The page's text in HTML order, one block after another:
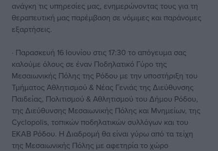
ανάγκη τις υπηρεσίες μας, ενημερώνοντας τους για τη
θεραπευτική μας παρέμβαση σε νόμιμες και παράνομες
εξαρτήσεις.
· Παρασκευή 16 Ιουνίου στις 17:30 το απόγευμα σας
καλούμε όλους σε έναν Ποδηλατικό Γύρο της
Μεσαιωνικής Πόλης της Ρόδου με την υποστήριξη του
Τμήματος Αθλητισμού & Νέας Γενιάς της Διεύθυνσης
Παιδείας, Πολιτισμού & Αθλητισμού του Δήμου Ρόδου,
της Διεύθυνσης Μεσαιωνικής Πόλης και Μνημείων, της
Cyclopolis, τοπικών ποδηλατικών συλλόγων και του
ΕΚΑΒ Ρόδου. Η Διαδρομή θα είναι γύρω από τα τείχη
της Μεσαιωνικής Πόλης με αφετηρία το χώρο